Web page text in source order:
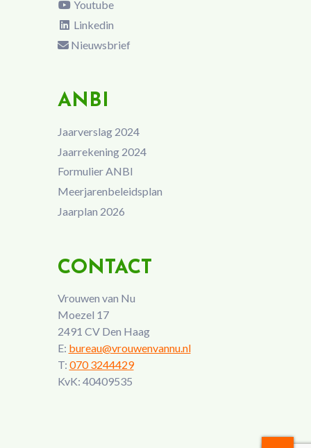
Youtube
Linkedin
Nieuwsbrief
ANBI
Jaarverslag 2024
Jaarrekening 2024
Formulier ANBI
Meerjarenbeleidsplan
Jaarplan 2026
CONTACT
Vrouwen van Nu
Moezel 17
2491 CV Den Haag
E: bureau@vrouwenvannu.nl
T: 070 3244429
KvK: 40409535